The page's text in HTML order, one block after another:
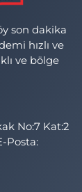
son dakika
hızlı ve
ve bölge
No:7 Kat:2
Posta: